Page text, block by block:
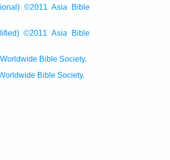
©2011 Asia Bible
©2011 Asia Bible
Bible Society.
Bible Society.